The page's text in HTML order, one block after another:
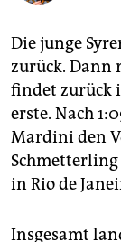
fragen & hilfe
unterstützen
abo
genossenschaft
epaper login
Die junge
zurück. Dann
findet zurück
erste. Nach
Mardini den
Schmetterling
in Rio de
Insgesamt